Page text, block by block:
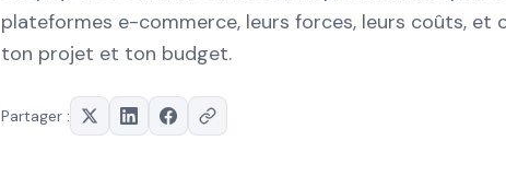
plateformes e-commerce, leurs forces, leurs coûts, et
ton projet et ton budget.
Partager :